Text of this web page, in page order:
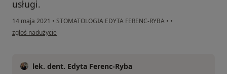
usługi.
14 maja 2021 • STOMATOLOGIA EDYTA FERENC-RYBA • •
w opinii użytkownika K.M.
zgłoś nadużycie
lek. dent. Edyta Ferenc-Ryba